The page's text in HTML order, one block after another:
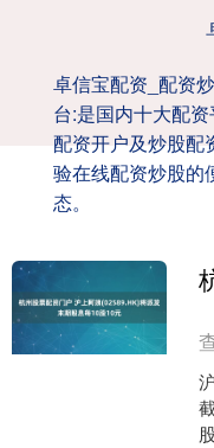
卓信宝配资_配资
台:是国内十大配
配资开户及炒股配
验在线配资炒股的
态。